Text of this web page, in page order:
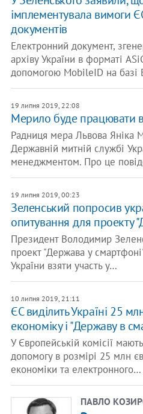
імплементувала вимоги
документів
Електронний документ,
архіву України в форматі
допомогою MobileID на базі
19 липня 2019, 22:08
Мерило буде працювати
Радниця мера Львова Яніка
Державній митній службі
менеджментом. Про це
19 липня 2019, 00:23
Зеленський попросив
опитування для проекту
Президент Володимир
проект "Держава у
України взяти участь у…
10 липня 2019, 21:11
ЄС виділить Україні 25
економіку і "Державу в
У Європейській комісії
допомогу в розмірі 25 млн
економіки та електронного…
ПАВЛО